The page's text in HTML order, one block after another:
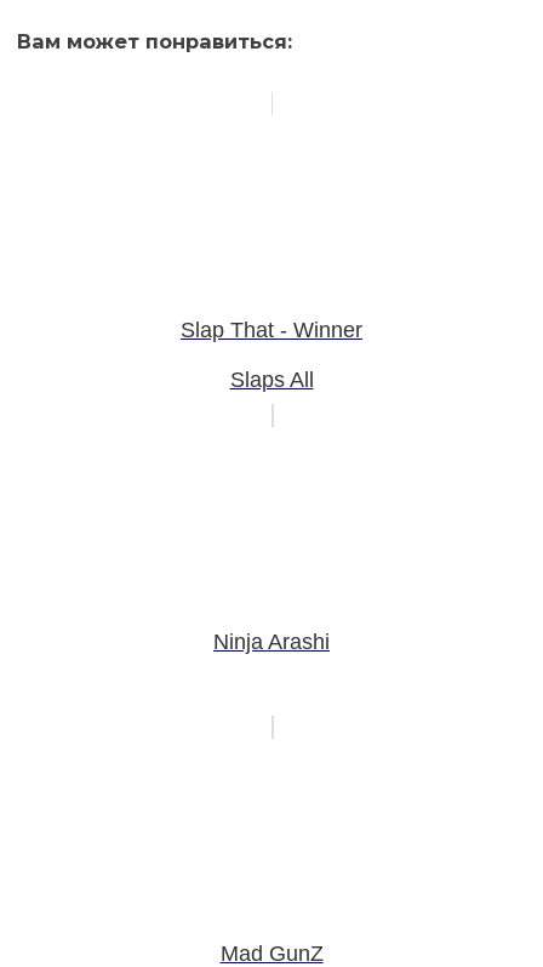
Вам может понравиться:
Slap That - Winner
Slaps All
Ninja Arashi
Mad GunZ